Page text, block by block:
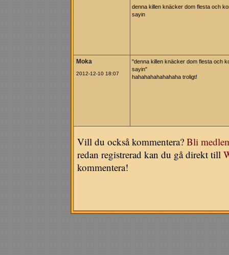
denna killen knäcker dom flesta och
sayin
Moka
2012-12-10 18:07
"denna killen knäcker dom flesta och
sayin"
hahahahahahahaha troligt!
Vill du också kommentera? Bli
redan registrerad kan du gå direkt till
kommentera!